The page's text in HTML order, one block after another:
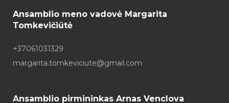
Ansamblio meno vadovė Margarita
Tomkevičiūtė
+37061031329
margarita.tomkeviciute@gmail.com
Ansamblio pirmininkas Arnas Venclova